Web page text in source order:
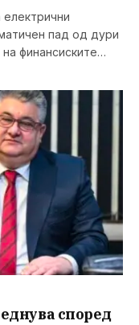
електрични
пад од дури
финансиските…
според